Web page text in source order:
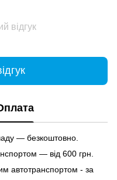
відгук
— безкоштовно.
— від 600 грн.
автотранспортом - за